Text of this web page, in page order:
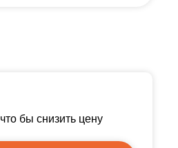
что бы снизить цену